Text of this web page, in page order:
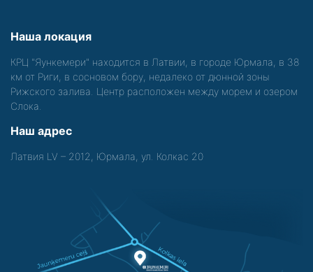
Наша локация
КРЦ "Яункемери" находится в Латвии, в городе Юрмала, в 38
км от Риги, в сосновом бору, недалеко от дюнной зоны
Рижского залива. Центр расположен между морем и озером
Слока.
Наш адрес
Латвия LV – 2012, Юрмала, ул. Колкас 20